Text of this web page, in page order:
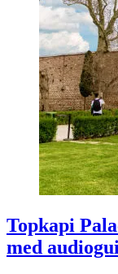
Topkapi
med